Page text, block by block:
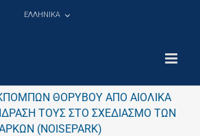
ΕΛΛΗΝΙΚΑ
ΘΟΡΥΒΟΥ ΑΠΟ ΑΙΟΛΙΚΑ
ΤΟΥΣ ΣΤΟ ΣΧΕΔΙΑΣΜΟ ΤΩΝ
(NOISEPARK)